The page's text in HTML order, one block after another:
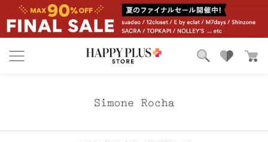
お気に入り